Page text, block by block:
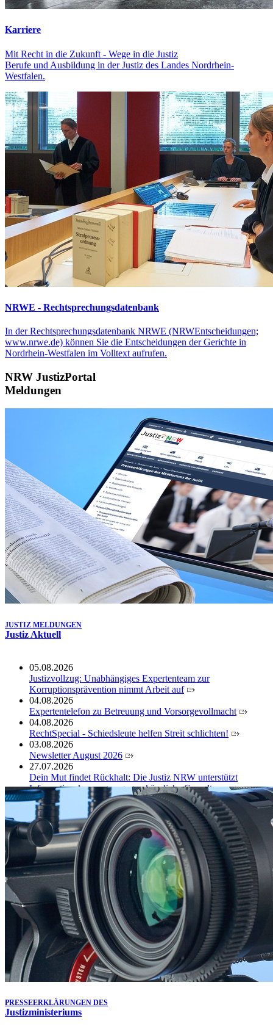
Karriere
Mit Recht in die Zukunft - Wege in die Justiz
Berufe und Ausbildung in der Justiz des Landes Nordrhein-
Westfalen.
NRWE - Rechtsprechungs­datenbank
In der Rechtsprechungsdatenbank NRWE (NRWEntscheidungen;
www.nrwe.de) können Sie die Entscheidungen der Gerichte in
Nordrhein-Westfalen im Volltext aufrufen.
NRW JustizPortal
Meldungen
JUSTIZ MELDUNGEN
Justiz Aktuell
05.08.2026
Justizvollzug: Unabhängiges Expertenteam zur
Korruptionsprävention nimmt Arbeit auf
04.08.2026
Expertentelefon zu Betreuung und Vorsorgevollmacht
04.08.2026
RechtSpecial - Schiedsleute helfen Streit schlichten!
03.08.2026
Newsletter August 2026
27.07.2026
Dein Mut findet Rückhalt: Die Justiz NRW unterstützt
Informationskampagne gegen häusliche Gewalt
10.07.2026
Anerkennung für innovative Suizidpräventionsarbeit: JVA
Köln ausgezeichnet
14.07.2026
Justiz der Zukunft gemeinsam gestalten: Minister Limbach
zieht positive Bilanz des Projekts Zukunftswerkstatt Justiz
Nordrhein-Westfalen
01.07.2026
Newsletter Juli 2026
30.06.2026
288 Anwärterinnen und Anwärter des Jahrgangs 2024/2026
der Justizvollzugsschule NRW geehrt
30.06.2026
RechtSpecial - Schiedsleute helfen Streit schlichten!
PRESSEERKLÄRUNGEN DES
Justizministeriums